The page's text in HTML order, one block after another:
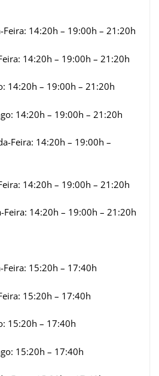
14:20h – 19:00h – 21:20h
14:20h – 19:00h – 21:20h
14:20h – 19:00h – 21:20h
14:20h – 19:00h – 21:20h
Feira: 14:20h – 19:00h –
14:20h – 19:00h – 21:20h
14:20h – 19:00h – 21:20h
15:20h – 17:40h
15:20h – 17:40h
15:20h – 17:40h
15:20h – 17:40h